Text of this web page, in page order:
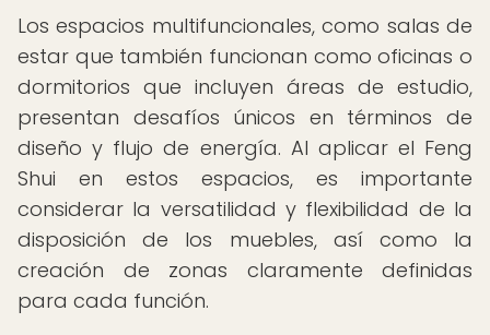
Los espacios multifuncionales, como salas de
estar que también funcionan como oficinas o
dormitorios que incluyen áreas de estudio,
presentan desafíos únicos en términos de
diseño y flujo de energía. Al aplicar el Feng
Shui en estos espacios, es importante
considerar la versatilidad y flexibilidad de la
disposición de los muebles, así como la
creación de zonas claramente definidas
para cada función.